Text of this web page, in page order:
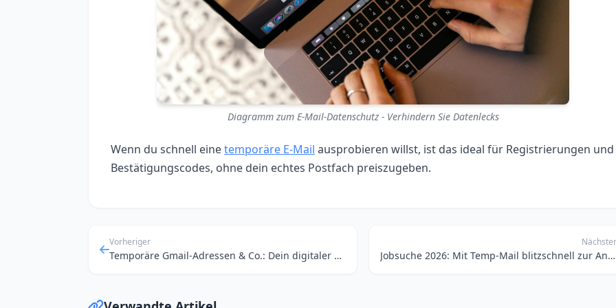
Diagramm zum E-Mail-Datenschutz - Verhindern Sie Datenlecks
Wenn du schnell einetemporäre E-Mail ausprobieren willst, ist das ideal für Registrierungen und
Bestätigungscodes, ohne dein echtes Postfach preiszugeben.
Vorheriger
Temporäre Gmail-Adressen & Co.: Dein digitaler Schatten für öffentliche Dienste
Nächster
Jobsuche 2026: Mit Temp-Mail blitzschnell zur Anonymität – Ein Geschwindigkeitstest